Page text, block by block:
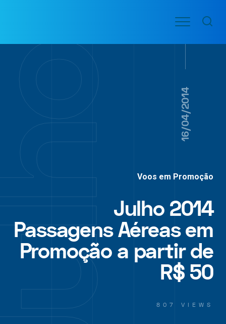
conteúdo
VOO
AÉREAS
Menu
16/04/2014
Voos em Promoção
Julho 2014
Passagens Aéreas em
Promoção a partir de
R$ 50
807 VIEWS